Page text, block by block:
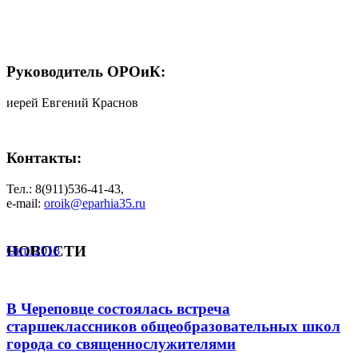
Руководитель ОРОиК:
иерей Евгений Краснов
Контакты:
Тел.: 8(911)536-41-43,
e-mail: oroik@eparhia35.ru
НОВОСТИ
Окт12018
В Череповце состоялась встреча
старшеклассников общеобразовательных школ
города со священнослужителями